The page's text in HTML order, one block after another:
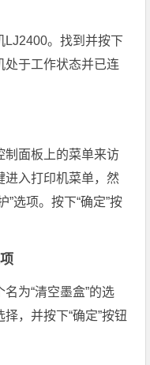
LJ2400。找到并按下
处于工作状态并已连
制面板上的菜单来访
进入打印机菜单，然
”选项。按下“确定”按
为“清空墨盒”的选
，并按下“确定”按钮